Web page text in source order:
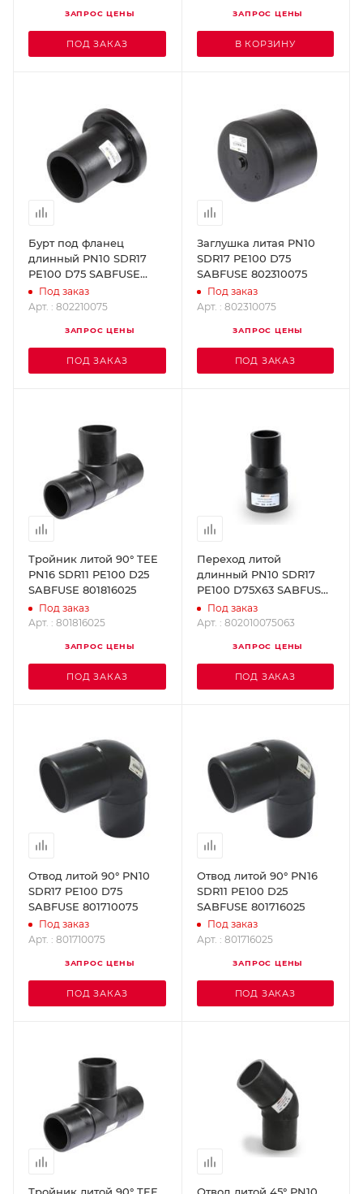
ЗАПРОС ЦЕНЫ
ПОД ЗАКАЗ
ЗАПРОС ЦЕНЫ
В КОРЗИНУ
Бурт под фланец
длинный PN10 SDR17
PE100 D75 SABFUSE
802210075
Под заказ
Арт. : 802210075
ЗАПРОС ЦЕНЫ
ПОД ЗАКАЗ
Заглушка литая PN10
SDR17 PE100 D75
SABFUSE 802310075
Под заказ
Арт. : 802310075
ЗАПРОС ЦЕНЫ
ПОД ЗАКАЗ
Тройник литой 90° TEE
PN16 SDR11 PE100 D25
SABFUSE 801816025
Под заказ
Арт. : 801816025
ЗАПРОС ЦЕНЫ
ПОД ЗАКАЗ
Переход литой
длинный PN10 SDR17
PE100 D75X63 SABFUSE
802010075063
Под заказ
Арт. : 802010075063
ЗАПРОС ЦЕНЫ
ПОД ЗАКАЗ
Отвод литой 90° PN10
SDR17 PE100 D75
SABFUSE 801710075
Под заказ
Арт. : 801710075
ЗАПРОС ЦЕНЫ
ПОД ЗАКАЗ
Отвод литой 90° PN16
SDR11 PE100 D25
SABFUSE 801716025
Под заказ
Арт. : 801716025
ЗАПРОС ЦЕНЫ
ПОД ЗАКАЗ